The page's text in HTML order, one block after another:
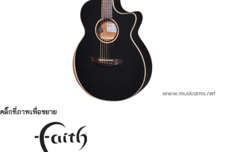
คลิ๊กที่ภาพเพื่อขยาย